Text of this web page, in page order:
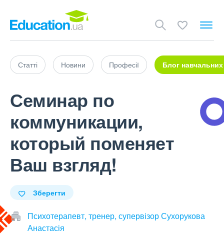
Статті Новини Професії Блог навчальних
Семинар по
коммуникации,
который поменяет
Ваш взгляд!
Зберегти
Психотерапевт, тренер, супервізор Сухорукова
Анастасія